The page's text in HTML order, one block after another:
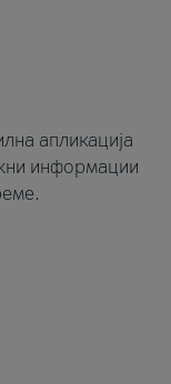
апликација
информации